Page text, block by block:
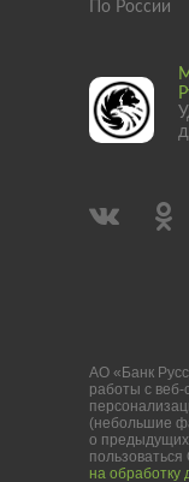
По России
АО «Банк
работы с
(небольшие
о
на обработку